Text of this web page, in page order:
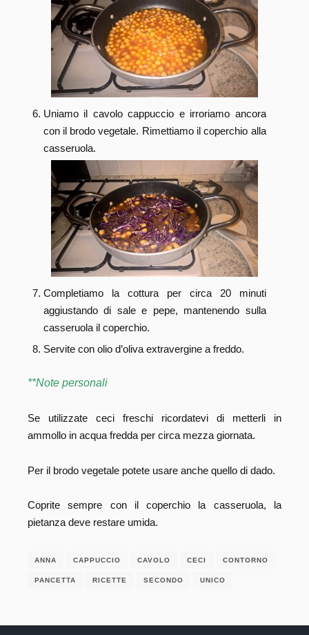
Uniamo il cavolo cappuccio e irroriamo ancora
con il brodo vegetale. Rimettiamo il coperchio alla
casseruola.
Completiamo la cottura per circa 20 minuti
aggiustando di sale e pepe, mantenendo sulla
casseruola il coperchio.
Servite con olio d’oliva extravergine a freddo.
**Note personali
Se utilizzate ceci freschi ricordatevi di metterli in
ammollo in acqua fredda per circa mezza giornata.
Per il brodo vegetale potete usare anche quello di dado.
Coprite sempre con il coperchio la casseruola, la
pietanza deve restare umida.
ANNA CAPPUCCIO CAVOLO CECI CONTORNO
PANCETTA RICETTE SECONDO UNICO